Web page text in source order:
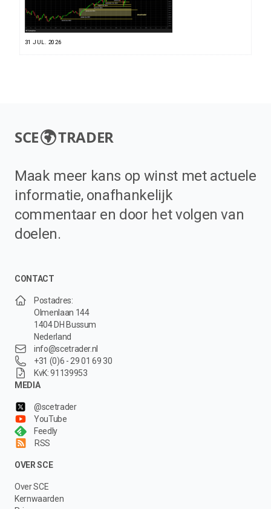
31 JUL. 2026
SCE TRADER
Maak meer kans op winst met actuele
informatie, onafhankelijk
commentaar en door het volgen van
doelen.
CONTACT
Postadres:
Olmenlaan 144
1404 DH Bussum
Nederland
info@scetrader.nl
+31 (0)6 - 29 01 69 30
KvK: 91139953
MEDIA
@scetrader
YouTube
Feedly
RSS
OVER SCE
Over SCE
Kernwaarden